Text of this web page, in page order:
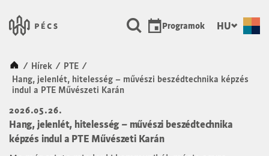
Városunk Pécs Programok HU
Kezdőlap
/ Hírek / PTE /
Hang, jelenlét, hitelesség – művészi beszédtechnika képzés
indul a PTE Művészeti Karán
2026.05.26.
Hang, jelenlét, hitelesség – művészi beszédtechnika
képzés indul a PTE Művészeti Karán